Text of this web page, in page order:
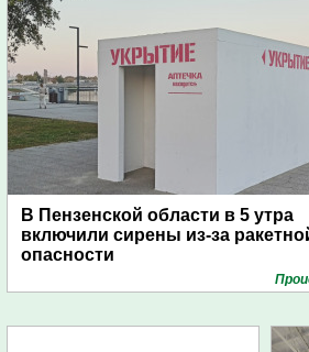
В Пензенской области в 5 утра
включили сирены из-за
опасности